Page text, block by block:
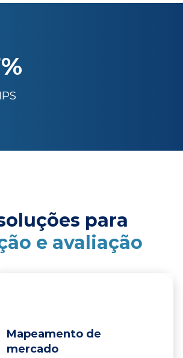
para
e avaliação
Mapeamento de
mercado